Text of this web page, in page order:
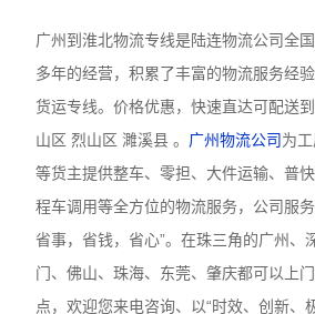
广州到淮北物流专线是陆连物流公司全
多年的经营，积累了丰富的物流服务经
货运专线。价格优惠，快速直达可配送
山区 烈山区 濉溪县 。 广州物流公司为
等货主提供整车、零担、大件运输、普
程车调用等全方位的物流服务，公司服务
省事，省钱，省心”。在珠三角的广州、
门、佛山、珠海、东莞、肇庆都可以上
点，欢迎您来电咨询、以“时效、创新、